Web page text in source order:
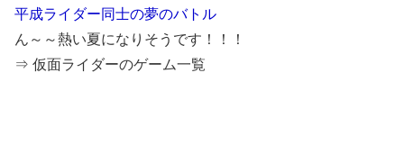
平成ライダー同士の夢のバトル
ん～～熱い夏になりそうです！！！
⇒ 仮面ライダーのゲーム一覧